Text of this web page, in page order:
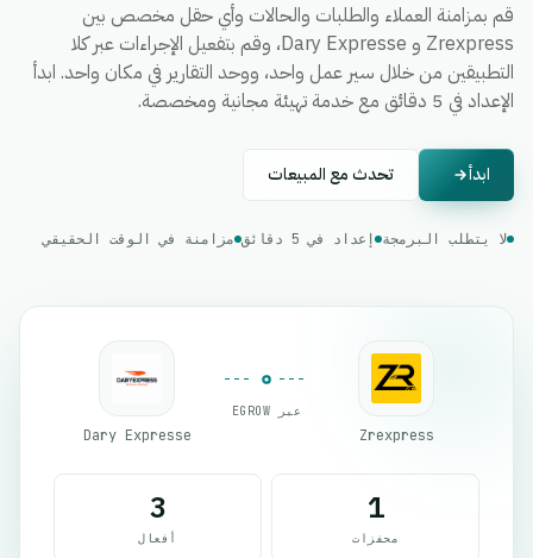
قم بمزامنة العملاء والطلبات والحالات وأي حقل مخصص بين
Zrexpress و Dary Expresse، وقم بتفعيل الإجراءات عبر كلا
التطبيقين من خلال سير عمل واحد، ووحد التقارير في مكان واحد. ابدأ
الإعداد في 5 دقائق مع خدمة تهيئة مجانية ومخصصة.
ابدأ تحدث مع المبيعات
لا يتطلب البرمجة إعداد في 5 دقائق مزامنة في الوقت الحقيقي
Zrexpress
عبر EGROW
Dary Expresse
1
محفزات
3
أفعال